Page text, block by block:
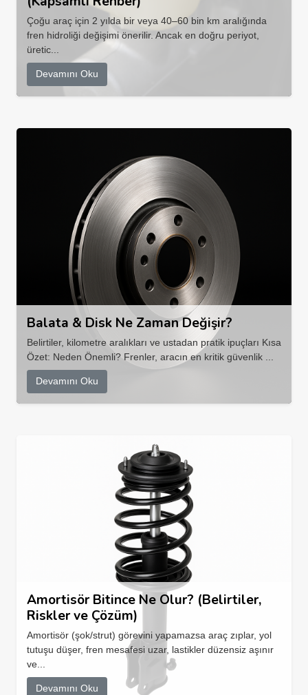
Çoğu araç için 2 yılda bir veya 40–60 bin km aralığında
fren hidroliği değişimi önerilir. Ancak en doğru periyot,
üretic...
Devamını Oku
Balata & Disk Ne Zaman Değişir?
Belirtiler, kilometre aralıkları ve ustadan pratik ipuçları Kısa
Özet: Neden Önemli? Frenler, aracın en kritik güvenlik ...
Devamını Oku
Amortisör Bitince Ne Olur? (Belirtiler,
Riskler ve Çözüm)
Amortisör (şok/strut) görevini yapamazsa araç zıplar, yol
tutuşu düşer, fren mesafesi uzar, lastikler düzensiz aşınır
ve...
Devamını Oku